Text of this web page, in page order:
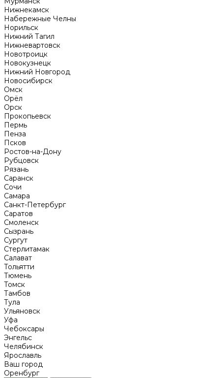
Нижнекамск
Набережные Челны
Норильск
Нижний Тагил
Нижневартовск
Новотроицк
Новокузнецк
Нижний Новгород
Новосибирск
Омск
Орёл
Орск
Прокопьевск
Пермь
Пенза
Псков
Ростов-на-Дону
Рубцовск
Рязань
Саранск
Сочи
Самара
Санкт-Петербург
Саратов
Смоленск
Сызрань
Сургут
Стерлитамак
Салават
Тольятти
Тюмень
Томск
Тамбов
Тула
Ульяновск
Уфа
Чебоксары
Энгельс
Челябинск
Ярославль
Ваш город
Оренбург